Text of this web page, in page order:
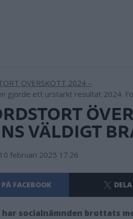
gjorde ett urstarkt resultat 2024.
VÄLDIGT
10 februari 2025 17.26
FACEBOOK
socialnämnden brottats